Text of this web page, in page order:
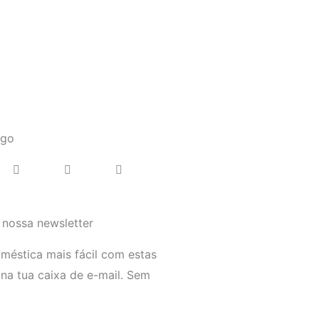
newsletter
mais fácil com estas
tua caixa de e-mail. Sem